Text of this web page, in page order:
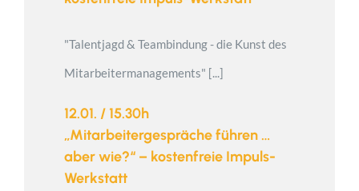
"Talentjagd & Teambindung - die Kunst des
Mitarbeitermanagements" [...]
12.01. / 15.30h
„Mitarbeitergespräche führen …
aber wie?“ – kostenfreie Impuls-
Werkstatt